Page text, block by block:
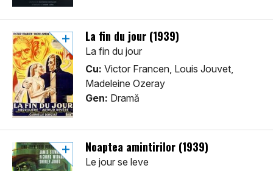
La fin du jour (1939)
La fin du jour
Cu: Victor Francen, Louis Jouvet,
Madeleine Ozeray
Gen: Dramă
Noaptea amintirilor (1939)
Le jour se leve